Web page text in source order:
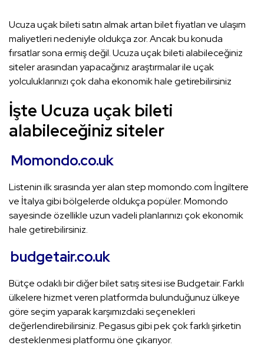
Ucuza uçak bileti satın almak artan bilet fiyatları ve ulaşım
maliyetleri nedeniyle oldukça zor. Ancak bu konuda
fırsatlar sona ermiş değil. Ucuza uçak bileti alabileceğiniz
siteler arasından yapacağınız araştırmalar ile uçak
yolculuklarınızı çok daha ekonomik hale getirebilirsiniz
İşte Ucuza uçak bileti
alabileceğiniz siteler
Momondo.co.uk
Listenin ilk sırasında yer alan step momondo.com İngiltere
ve İtalya gibi bölgelerde oldukça popüler. Momondo
sayesinde özellikle uzun vadeli planlarınızı çok ekonomik
hale getirebilirsiniz.
budgetair.co.uk
Bütçe odaklı bir diğer bilet satış sitesi ise Budgetair. Farklı
ülkelere hizmet veren platformda bulunduğunuz ülkeye
göre seçim yaparak karşımızdaki seçenekleri
değerlendirebilirsiniz. Pegasus gibi pek çok farklı şirketin
desteklenmesi platformu öne çıkarıyor.